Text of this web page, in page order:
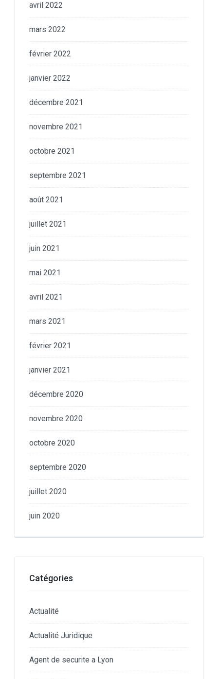
avril 2022
mars 2022
février 2022
janvier 2022
décembre 2021
novembre 2021
octobre 2021
septembre 2021
août 2021
juillet 2021
juin 2021
mai 2021
avril 2021
mars 2021
février 2021
janvier 2021
décembre 2020
novembre 2020
octobre 2020
septembre 2020
juillet 2020
juin 2020
Catégories
Actualité
Actualité Juridique
Agent de securite a Lyon